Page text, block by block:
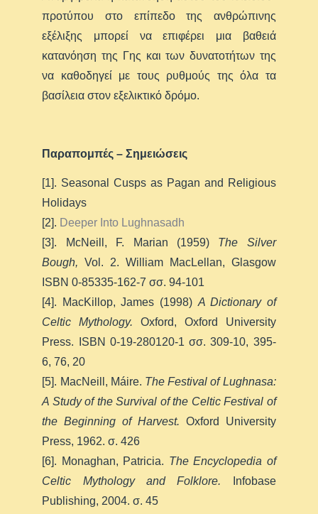
προτύπου στο επίπεδο της ανθρώπινης
εξέλιξης μπορεί να επιφέρει μια βαθειά
κατανόηση της Γης και των δυνατοτήτων της
να καθοδηγεί με τους ρυθμούς της όλα τα
βασίλεια στον εξελικτικό δρόμο.
Παραπομπές – Σημειώσεις
[1]. Seasonal Cusps as Pagan and Religious
Holidays
[2]. Deeper Into Lughnasadh
[3]. McNeill, F. Marian (1959) The Silver
Bough,Vol. 2. William MacLellan, Glasgow
ISBN 0-85335-162-7 σσ. 94-101
[4]. MacKillop, James (1998) A Dictionary of
Celtic Mythology. Oxford, Oxford University
Press. ISBN 0-19-280120-1 σσ. 309-10, 395-
6, 76, 20
[5]. MacNeill, Máire. The Festival of Lughnasa:
A Study of the Survival of the Celtic Festival of
the Beginning of Harvest. Oxford University
Press, 1962. σ. 426
[6]. Monaghan, Patricia. The Encyclopedia of
Celtic Mythology and Folklore.
Infobase
Publishing, 2004. σ. 45